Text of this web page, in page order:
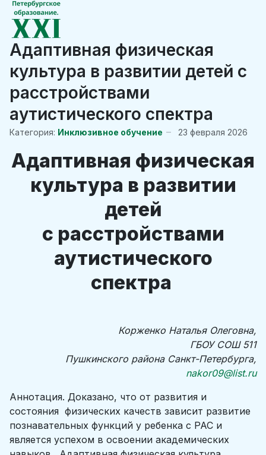
Адаптивная физическая
культура в развитии детей с
расстройствами
аутистического спектра
Категория: Инклюзивное обучение 23 февраля 2026
Адаптивная физическая
культура в развитии
детей
с расстройствами
аутистического
спектра
Корженко Наталья Олеговна,
ГБОУ СОШ 511
Пушкинского района Санкт-Петербурга,
nakor09@list.ru
Аннотация. Доказано, что от развития и
состояния физических качеств зависит развитие
познавательных функций у ребенка с РАС и
является успехом в освоении академических